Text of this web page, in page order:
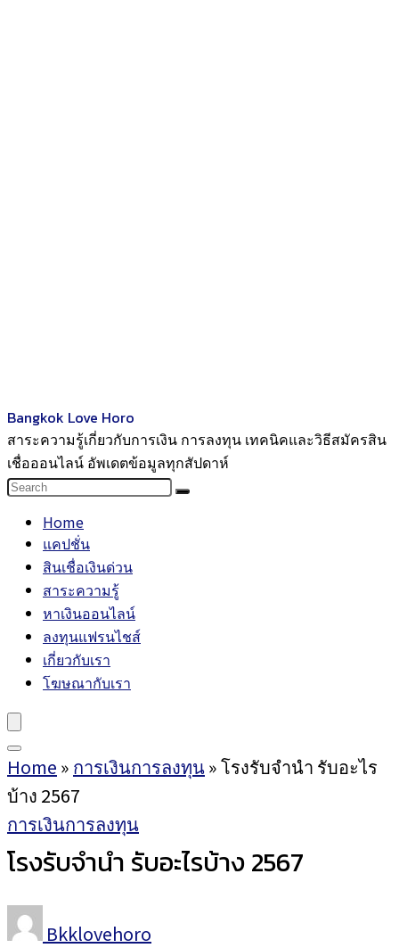
Bangkok Love Horo
สาระความรู้เกี่ยวกับการเงิน การลงทุน เทคนิคและวิธีสมัครสิน
เชื่อออนไลน์ อัพเดตข้อมูลทุกสัปดาห์
Home
แคปชั่น
สินเชื่อเงินด่วน
สาระความรู้
หาเงินออนไลน์
ลงทุนแฟรนไชส์
เกี่ยวกับเรา
โฆษณากับเรา
Home » การเงินการลงทุน»โรงรับจำนำ รับอะไร
บ้าง 2567
การเงินการลงทุน
โรงรับจำนำ รับอะไรบ้าง 2567
Bkklovehoro